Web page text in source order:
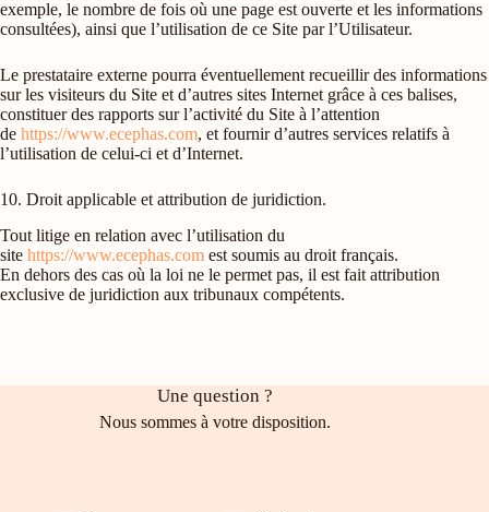
exemple, le nombre de fois où une page est ouverte et les informations
consultées), ainsi que l’utilisation de ce Site par l’Utilisateur.
Le prestataire externe pourra éventuellement recueillir des informations
sur les visiteurs du Site et d’autres sites Internet grâce à ces balises,
constituer des rapports sur l’activité du Site à l’attention
de https://www.ecephas.com, et fournir d’autres services relatifs à
l’utilisation de celui-ci et d’Internet.
10. Droit applicable et attribution de juridiction.
Tout litige en relation avec l’utilisation du
site https://www.ecephas.com est soumis au droit français.
En dehors des cas où la loi ne le permet pas, il est fait attribution
exclusive de juridiction aux tribunaux compétents.
Une question ?
Nous sommes à votre disposition.